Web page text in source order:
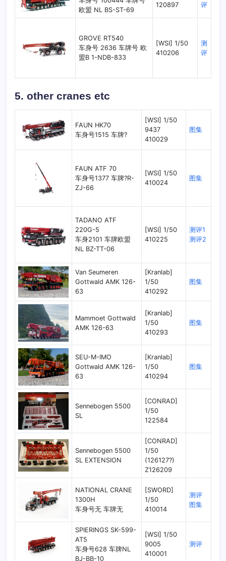
欧盟 NL BS-ST-69
120897
评
GROVE RT540
车身号 2636 车牌号 欧
盟B 1-NDB-833
[WSI] 1/50
410206
测
评
5. other cranes etc
FAUN HK70
车身号1515 车牌?
[WSI] 1/50
9437
410029
图集
FAUN ATF 70
车身号1377 车牌?R-
ZJ-66
[WSI] 1/50
410024
图集
TADANO ATF
220G-5
车身2101 车牌欧盟
NL BZ-TT-06
[WSI] 1/50
410225
测评1
测评2
Van Seumeren
Gottwald AMK 126-
63
[Kranlab]
1/50
410292
图集
Mammoet Gottwald
AMK 126-63
[Kranlab]
1/50
410293
图集
SEU-M-IMO
Gottwald AMK 126-
63
[Kranlab]
1/50
410294
图集
Sennebogen 5500
SL
[CONRAD]
1/50
122584
Sennebogen 5500
SL EXTENSION
[CONRAD]
1/50
(126127?)
Z126209
NATIONAL CRANE
1300H
车身号无 车牌无
[SWORD]
1/50
410014
测评
图集
SPIERINGS SK-599-
AT5
车身号628 车牌NL
BJ-BB-10
[WSI] 1/50
9005
410001
测评